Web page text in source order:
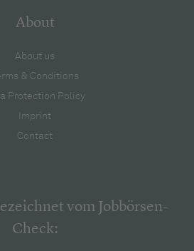
About
About us
& Conditions
Protection Policy
Imprint
Contact
vom Jobbörsen-
Check: